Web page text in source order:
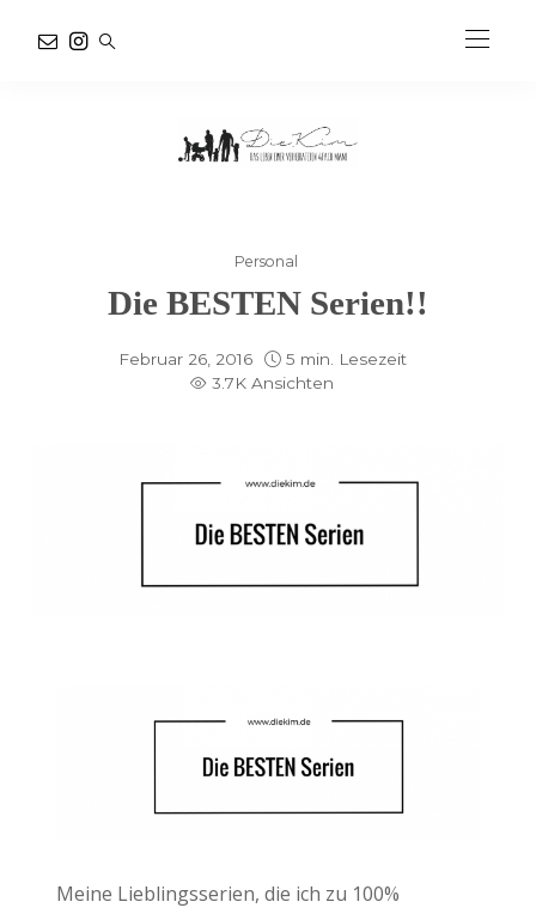
Personal
Die BESTEN Serien!!
Februar 26, 2016
5 min. Lesezeit
3.7K Ansichten
Meine Lieblingsserien, die ich zu 100%